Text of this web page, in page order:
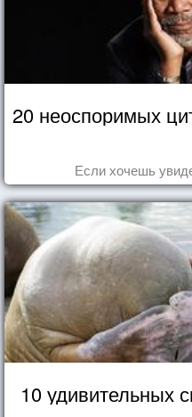
20 неоспоримых
Если хочешь
10 удивительных